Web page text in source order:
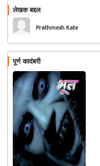
लेखक बद्दल
Prathmesh Kate
पूर्ण कादंबरी